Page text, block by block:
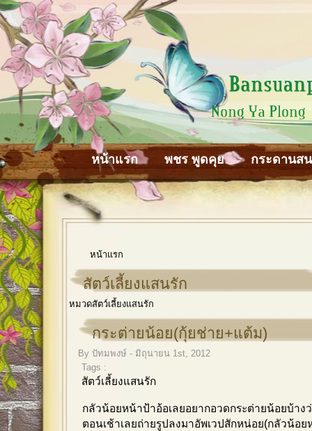
หน้าแรก พชร พูดคุย กระดานส
หน้าแรก
สัตว์เลี้ยงแสนรัก
หมวดสัตว์เลี้ยงแสนรัก
กระต่ายน้อย(กุ้ยช่าย+แต้ม)
By ปัทมพงษ์ - มิถุนายน 1st, 2012
Tags :
สัตว์เลี้ยงแสนรัก
กลัวน้อยหน้าป้าอ้อเลยอยากอวดกระต่ายน้อยบ้า
ตอนเช้าเลยถ่ายรูปลงมาอัพเวปสักหน่อย(กลัวน้อย